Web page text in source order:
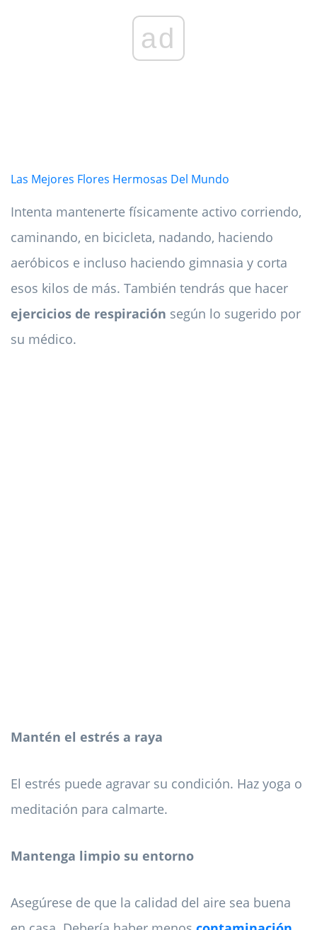
ad
Las Mejores Flores Hermosas Del Mundo
Intenta mantenerte físicamente activo corriendo,
caminando, en bicicleta, nadando, haciendo
aeróbicos e incluso haciendo gimnasia y corta
esos kilos de más. También tendrás que hacer
ejercicios de respiración según lo sugerido por
su médico.
Mantén el estrés a raya
El estrés puede agravar su condición. Haz yoga o
meditación para calmarte.
Mantenga limpio su entorno
Asegúrese de que la calidad del aire sea buena